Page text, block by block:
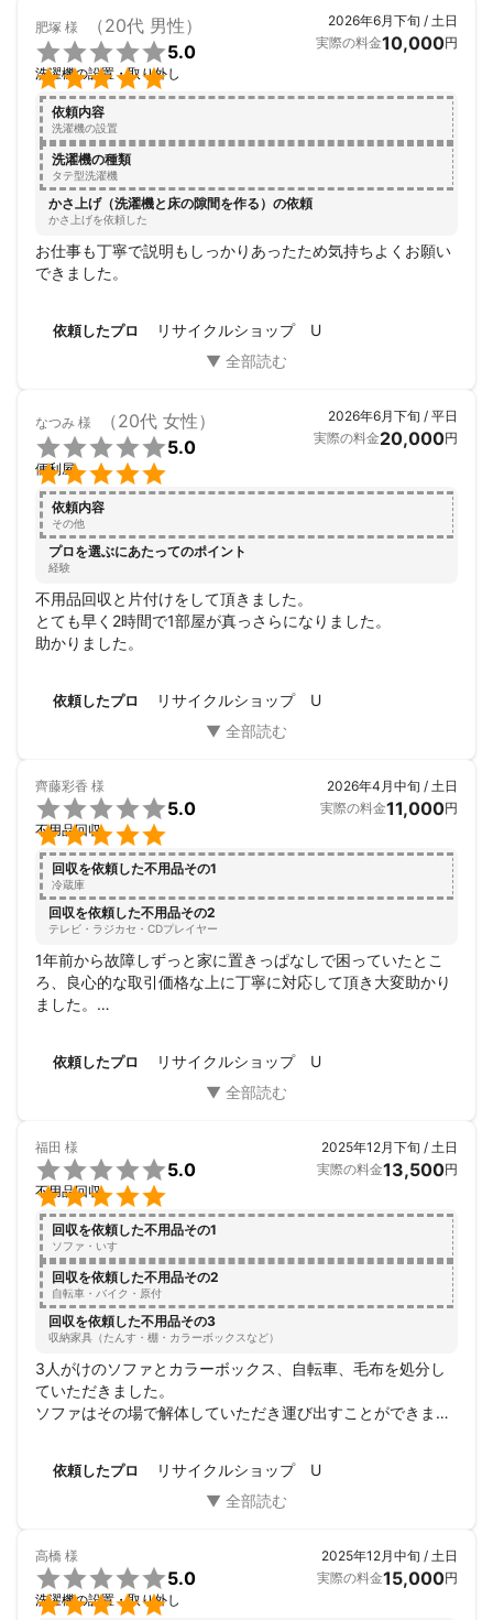
肥塚 様 （20代 男性）


5.0
洗濯機の設置・取り外し
2026年6月下旬 / 土日
実際の料金10,000円
依頼内容
洗濯機の設置
洗濯機の種類
タテ型洗濯機
かさ上げ（洗濯機と床の隙間を作る）の依頼
かさ上げを依頼した
お仕事も丁寧で説明もしっかりあったため気持ちよくお願い
できました。
依頼したプロ リサイクルショップ U
なつみ 様 （20代 女性）


5.0
便利屋
2026年6月下旬 / 平日
実際の料金20,000円
依頼内容
その他
プロを選ぶにあたってのポイント
経験
不用品回収と片付けをして頂きました。
とても早く2時間で1部屋が真っさらになりました。
助かりました。
依頼したプロ リサイクルショップ U
齊藤彩香 様


5.0
不用品回収
2026年4月中旬 / 土日
実際の料金11,000円
回収を依頼した不用品その1
冷蔵庫
回収を依頼した不用品その2
テレビ・ラジカセ・CDプレイヤー
1年前から故障しずっと家に置きっぱなしで困っていたとこ
ろ、良心的な取引価格な上に丁寧に対応して頂き大変助かり
ました。
依頼したプロ リサイクルショップ U
福田 様


5.0
不用品回収
2025年12月下旬 / 土日
実際の料金13,500円
回収を依頼した不用品その1
ソファ・いす
回収を依頼した不用品その2
自転車・バイク・原付
回収を依頼した不用品その3
収納家具（たんす・棚・カラーボックスなど）
3人がけのソファとカラーボックス、自転車、毛布を処分し
ていただきました。
ソファはその場で解体していただき運び出すことができまし
す。
依頼したプロ リサイクルショップ U
高橋 様


5.0
洗濯機の設置・取り外し
2025年12月中旬 / 土日
実際の料金15,000円